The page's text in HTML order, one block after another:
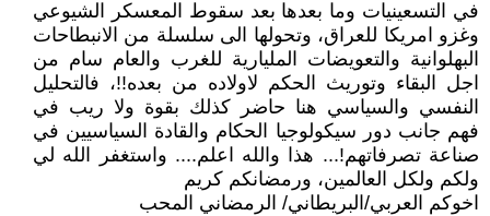
في التسعينيات وما بعدها بعد سقوط المعسكر الشيوعي
وغزو امريكا للعراق، وتحولها الى سلسلة من الانبطاحات
البهلوانية والتعويضات المليارية للغرب والعام سام من
اجل البقاء وتوريث الحكم لاولاده من بعده!!، فالتحليل
النفسي والسياسي هنا حاضر كذلك بقوة ولا ريب في
فهم جانب دور سيكولوجيا الحكام والقادة السياسيين في
صناعة تصرفاتهم!... هذا والله اعلم.... واستغفر الله لي
ولكم ولكل العالمين، ورمضانكم كريم
اخوكم العربي/البريطاني/ الرمضاني المحب